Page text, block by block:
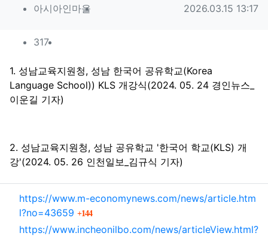
작성자 정보
아시아인마을 작성일
2026.03.15 13:17
컨텐츠 정보
317조회
본문
1. 성남교육지원청, 성남 한국어 공유학교(Korea
Language School)) KLS 개강식(2024. 05. 24 경인뉴스_
이운길 기자)
2. 성남교육지원청, 성남 공유학교 '한국어 학교(KLS) 개
강'(2024. 05. 26 인천일보_김규식 기자)
관련자료
https://www.m-economynews.com/news/article.htm
l?no=43659
144회 연결
https://www.incheonilbo.com/news/articleView.html?